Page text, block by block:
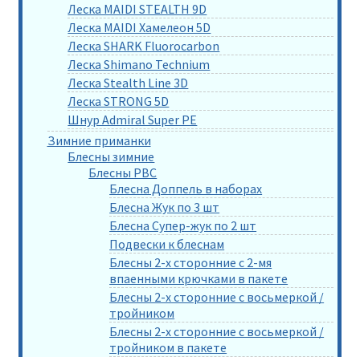
Леска MAIDI STEALTH 9D
Леска MAIDI Хамелеон 5D
Леска SHARK Fluorocarbon
Леска Shimano Technium
Леска Stealth Line 3D
Леска STRONG 5D
Шнур Admiral Super PE
Зимние приманки
Блесны зимние
Блесны РВС
Блесна Доппель в наборах
Блесна Жук по 3 шт
Блесна Супер-жук по 2 шт
Подвески к блеснам
Блесны 2-х сторонние с 2-мя
впаенными крючками в пакете
Блесны 2-х сторонние с восьмеркой /
тройником
Блесны 2-х сторонние с восьмеркой /
тройником в пакете